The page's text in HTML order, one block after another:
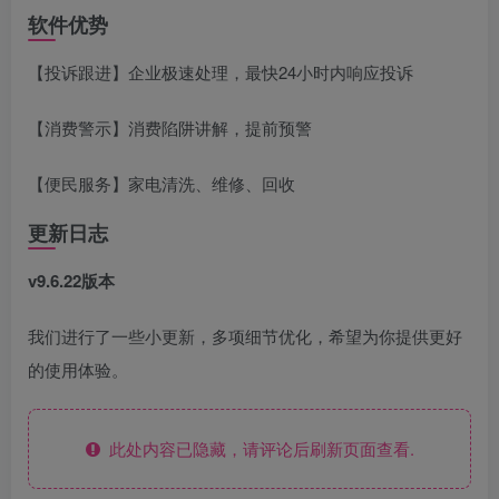
软件优势
【投诉跟进】企业极速处理，最快24小时内响应投诉
【消费警示】消费陷阱讲解，提前预警
【便民服务】家电清洗、维修、回收
更新日志
v9.6.22版本
我们进行了一些小更新，多项细节优化，希望为你提供更好
的使用体验。
此处内容已隐藏，请评论后刷新页面查看.